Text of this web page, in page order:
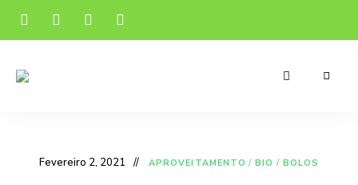
Fevereiro 2, 2021 APROVEITAMENTO / BIO / BOLOS